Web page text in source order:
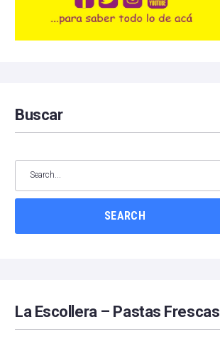
Buscar
SEARCH
La Escollera – Pastas Frescas